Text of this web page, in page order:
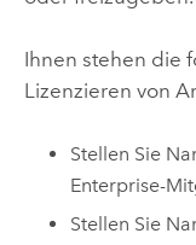
Ihnen stehen die
Lizenzieren von
Stellen Sie
Enterprise-
Stellen Sie